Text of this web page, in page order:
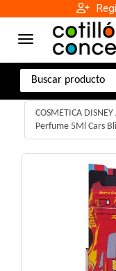
Toggle navigation
COSMETICA DISNEY
Perfume 5Ml Cars